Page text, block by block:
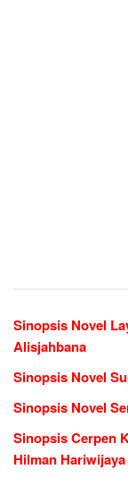
Sinopsis Novel
Alisjahbana
Sinopsis Novel
Sinopsis Novel
Sinopsis Cerpen
Hilman Hariwijaya